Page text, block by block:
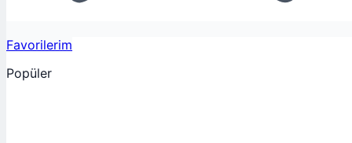
Favorilerim
Popüler